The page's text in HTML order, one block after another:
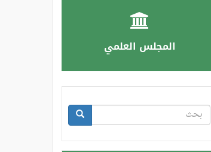
المجلس العلمي
استمارة
البحث